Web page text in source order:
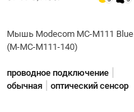
Мышь Modecom MC-M111 Blue
(M-MC-M111-140)
проводное подключение
обычная оптический сенсор